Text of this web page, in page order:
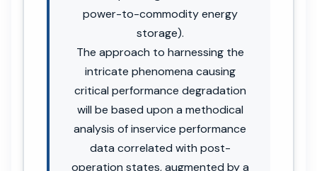
power-to-commodity energy
storage).
The approach to harnessing the
intricate phenomena causing
critical performance degradation
will be based upon a methodical
analysis of inservice performance
data correlated with post-
operation states, augmented by a